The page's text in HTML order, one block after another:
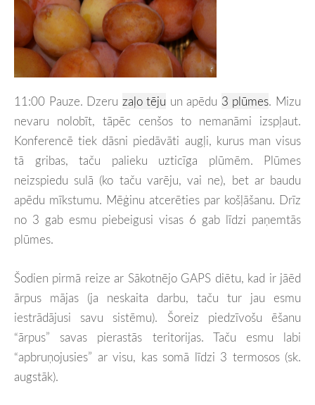
11:00 Pauze. Dzeru zaļo tēju un apēdu 3 plūmes. Mizu
nevaru nolobīt, tāpēc cenšos to nemanāmi izspļaut.
Konferencē tiek dāsni piedāvāti augļi, kurus man visus
tā gribas, taču palieku uzticīga plūmēm. Plūmes
neizspiedu sulā (ko taču varēju, vai ne), bet ar baudu
apēdu mīkstumu. Mēģinu atcerēties par košļāšanu. Drīz
no 3 gab esmu piebeigusi visas 6 gab līdzi paņemtās
plūmes.
Šodien pirmā reize ar Sākotnējo GAPS diētu, kad ir jāēd
ārpus mājas (ja neskaita darbu, taču tur jau esmu
iestrādājusi savu sistēmu). Šoreiz piedzīvošu ēšanu
“ārpus” savas pierastās teritorijas. Taču esmu labi
“apbruņojusies” ar visu, kas somā līdzi 3 termosos (sk.
augstāk).